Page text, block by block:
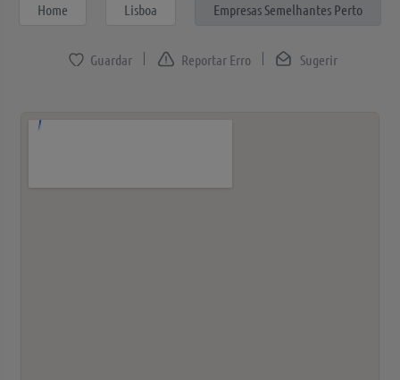
Home Lisboa Empresas Semelhantes Perto
Sugerir
Reportar Erro